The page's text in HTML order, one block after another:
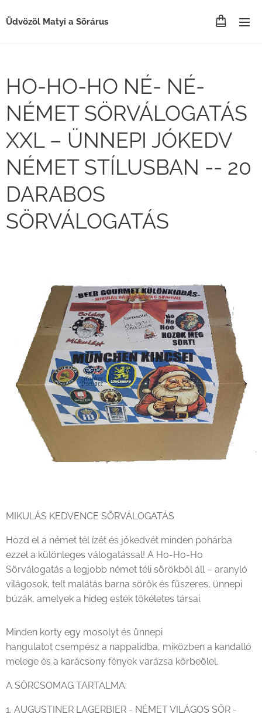
Üdvözöl Matyi a Sörárus
HO-HO-HO NÉ- NÉ-
NÉMET SÖRVÁLOGATÁS
XXL – ÜNNEPI JÓKEDV
NÉMET STÍLUSBAN -- 20
DARABOS
SÖRVÁLOGATÁS
MIKULÁS KEDVENCE SÖRVÁLOGATÁS
Hozd el a német tél ízét és jókedvét minden pohárba
ezzel a különleges válogatással! A Ho-Ho-Ho
Sörválogatás a legjobb német téli sörökből áll – aranyló
világosok, telt malátás barna sörök és fűszeres, ünnepi
búzák, amelyek a hideg esték tökéletes társai.
Minden korty egy mosolyt és ünnepi
hangulatot csempész a nappalidba, miközben a kandalló
melege és a karácsony fények varázsa körbeölel.
A SÖRCSOMAG TARTALMA:
1. AUGUSTINER LAGERBIER - NÉMET VILÁGOS SÖR -